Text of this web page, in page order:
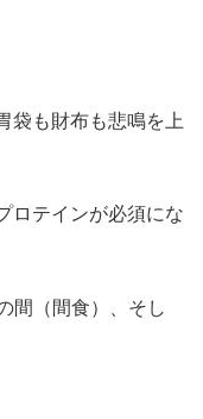
袋も財布も悲鳴を上
ロテインが必須にな
間（間食）、そし